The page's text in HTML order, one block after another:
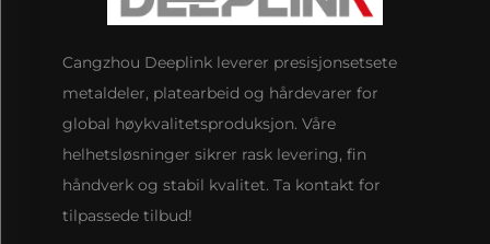
Cangzhou Deeplink leverer presisjonsetsete
metaldeler, platearbeid og hårdevarer for
global høykvalitetsproduksjon. Våre
helhetsløsninger sikrer rask levering, fin
håndverk og stabil kvalitet. Ta kontakt for
tilpassede tilbud!